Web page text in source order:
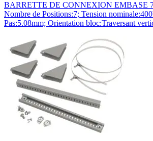
BARRETTE DE CONNEXION EMBASE
Nombre de Positions:7; Tension
Pas:5.08mm; Orientation bloc:Traversant